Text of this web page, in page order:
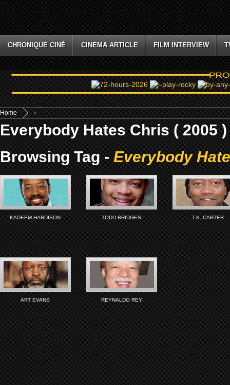
CHRONIQUE CINÉ CINEMA ARTICLE FILM INTERVIEW
Home »
Everybody Hates Chris ( 2005 )
Browsing Tag -Everybody
KADEEM HARDISON TODD BRIDGES T.K. CARTER
ART EVANS REYNALDO REY